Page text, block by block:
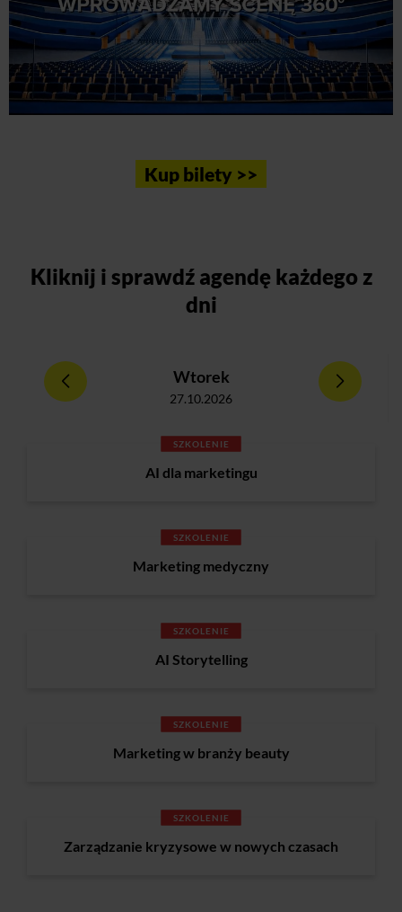
Kup bilety >>
Kliknij i sprawdź agendę każdego z
dni
Wtorek
27.10.2026
SZKOLENIE
AI dla marketingu
SZKOLENIE
Marketing medyczny
SZKOLENIE
AI Storytelling
SZKOLENIE
Marketing w branży beauty
SZKOLENIE
Zarządzanie kryzysowe w nowych czasach